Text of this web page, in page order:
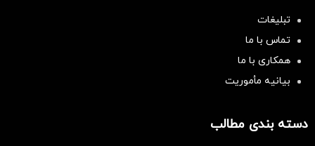
تبلیغات
تماس با ما
همکاری با ما
بیانیه مأموریت
دسته بندی مطالب